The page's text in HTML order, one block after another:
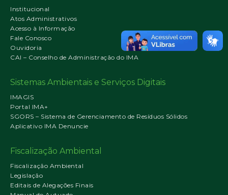
Institucional
Atos Administrativos
Acesso à Informação
Fale Conosco
Ouvidoria
CAI – Conselho de Administração do IMA
Sistemas Ambientais e Serviços Digitais
IMAGIS
Portal IMA+
SGORS – Sistema de Gerenciamento de Resíduos Sólidos
Aplicativo IMA Denuncie
Fiscalização Ambiental
Fiscalização Ambiental
Legislação
Editais de Alegações Finais